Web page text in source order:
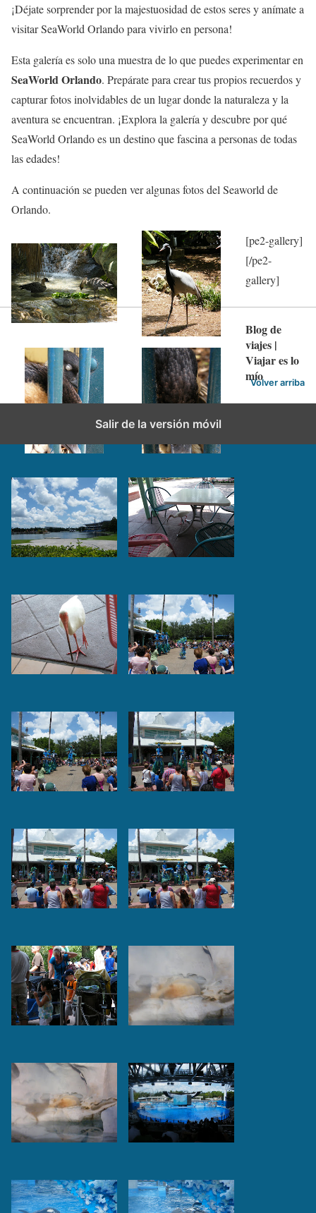
¡Déjate sorprender por la majestuosidad de estos seres y anímate a
visitar SeaWorld Orlando para vivirlo en persona!
Esta galería es solo una muestra de lo que puedes experimentar en
SeaWorld Orlando. Prepárate para crear tus propios recuerdos y
capturar fotos inolvidables de un lugar donde la naturaleza y la
aventura se encuentran. ¡Explora la galería y descubre por qué
SeaWorld Orlando es un destino que fascina a personas de todas
las edades!
A continuación se pueden ver algunas fotos del Seaworld de
Orlando.
[pe2-gallery]
[/pe2-
gallery]
Blog de
viajes |
Viajar es lo
mío
Volver arriba
Salir de la versión móvil